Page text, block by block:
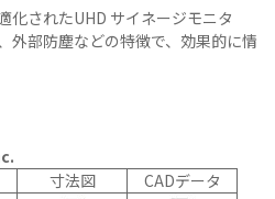
化されたUHD サイネージモニタ
外部防塵などの特徴で、効果的に情
寸法図
CADデータ